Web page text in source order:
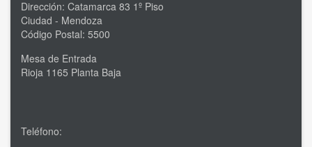
Dirección: Catamarca 83 1º Piso
Ciudad - Mendoza
Código Postal: 5500
Mesa de Entrada
Rioja 1165 Planta Baja
Teléfono: